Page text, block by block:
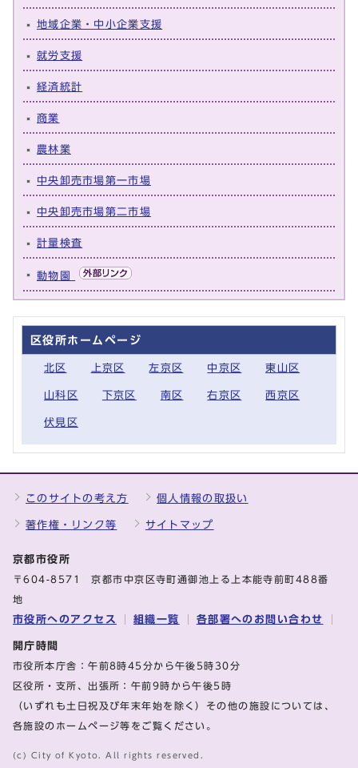
地域企業・中小企業支援
就労支援
経済統計
商業
農林業
中央卸売市場第一市場
中央卸売市場第二市場
計量検査
動物園
区役所ホームページ
北区 上京区 左京区 中京区 東山区
山科区 下京区 南区 右京区 西京区
伏見区
このサイトの考え方 個人情報の取扱い
著作権・リンク等 サイトマップ
京都市役所
〒604-8571 京都市中京区寺町通御池上る上本能寺前町488番
地
市役所へのアクセス 組織一覧 各部署へのお問い合わせ
開庁時間
市役所本庁舎：午前8時45分から午後5時30分
区役所・支所、出張所：午前9時から午後5時
（いずれも土日祝及び年末年始を除く）その他の施設については、
各施設のホームページ等をご覧ください。
(c) City of Kyoto. All rights reserved.